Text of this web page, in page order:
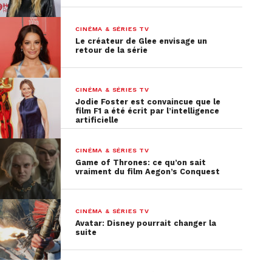
parcours militant et artistique qui a fait d’elle la
personne engagée qu’elle était.
Sensible aux inégalités et proche de la nature, sa
vie et son œuvre vont dépasser les frontières de
l’Ukraine pour toucher le plus grand nombre. Le
rôle principal est endossé par l’actrice
ukrainienne Albina Korzh
CINÉMA & SÉRIES TV
Le créateur de Glee envisage un
retour de la série
CINÉMA & SÉRIES TV
Jodie Foster est convaincue que le
film F1 a été écrit par l’intelligence
artificielle
CINÉMA & SÉRIES TV
Game of Thrones: ce qu’on sait
vraiment du film Aegon’s Conquest
CINÉMA & SÉRIES TV
Avatar: Disney pourrait changer la
suite